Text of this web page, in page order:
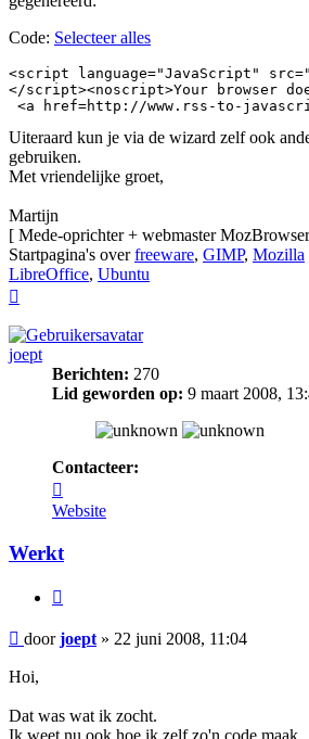
Code: Selecteer alles
<script language="JavaScript"
</script><noscript>Your browser
<a href=http://www.rss-to-
Uiteraard kun je via de wizard zelf ook
gebruiken.
Met vriendelijke groet,
Martijn
[ Mede-oprichter + webmaster
Startpagina's overfreeware, GIMP, Mozilla
LibreOffice, Ubuntu
joept
Berichten: 270
Lid geworden op: 9 maart 2008,
Contacteer:
joept
Website
Werkt
Bericht
doorjoept » 22 juni 2008, 11:04
Hoi,
Dat was wat ik zocht.